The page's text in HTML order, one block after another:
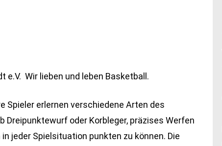
e.V. Wir lieben und leben Basketball.
Spieler erlernen verschiedene Arten des
Dreipunktewurf oder Korbleger, präzises Werfen
jeder Spielsituation punkten zu können. Die